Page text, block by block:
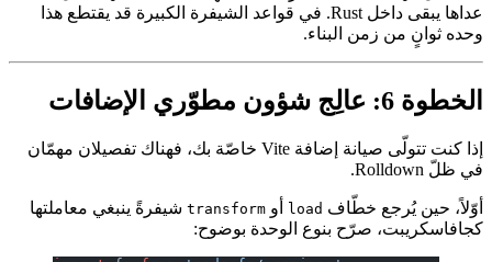
عداها يبقى داخل Rust. في قواعد الشيفرة الكبيرة قد يقتطع هذا
وحده ثوانٍ من زمن البناء.
الخطوة 6: عالِج شؤون مطوّري الإضافات
إذا كنت تتولّى صيانة إضافة Vite خاصّة بك، فهناك تفصيلان مهمّان
في ظلّ Rolldown.
أوّلاً، حين يُرجع خطّاف load أوtransform شيفرةً ينبغي معاملتها
كجافاسكريبت، صرّح بنوع الوحدة بوضوح: